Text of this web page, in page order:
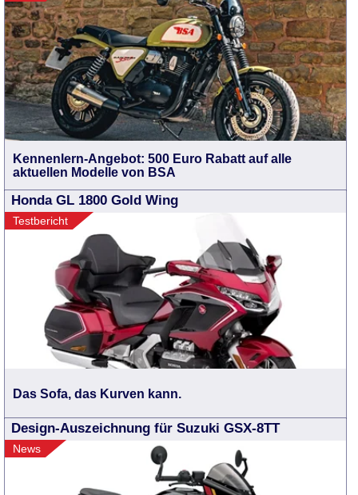
Kennenlern-Angebot: 500 Euro Rabatt auf alle
aktuellen Modelle von BSA
Honda GL 1800 Gold Wing
Testbericht
Das Sofa, das Kurven kann.
Design-Auszeichnung für Suzuki GSX-8TT
News